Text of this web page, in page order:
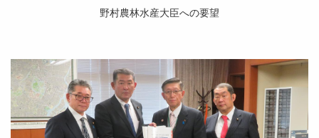
野村農林水産大臣への要望